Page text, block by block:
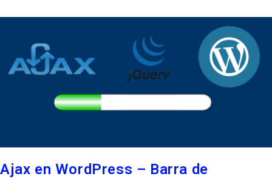
Ajax en WordPress – Barra de